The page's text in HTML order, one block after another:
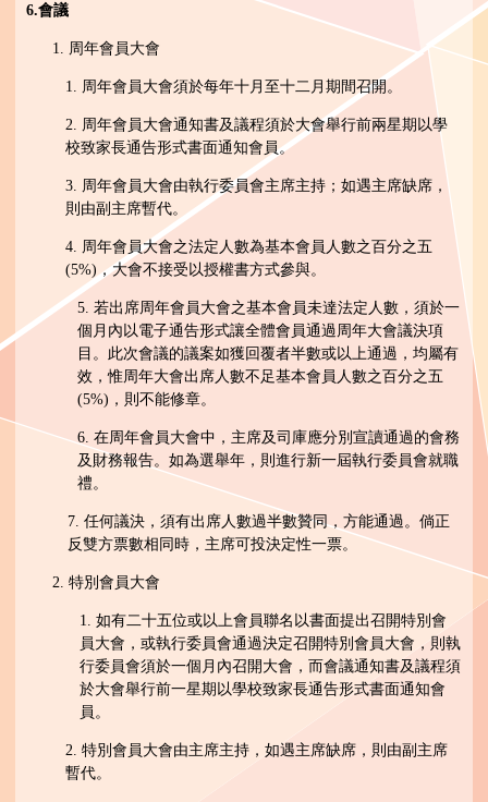
6.會議
1. 周年會員大會
1. 周年會員大會須於每年十月至十二月期間召開。
2. 周年會員大會通知書及議程須於大會舉行前兩星期以學
校致家長通告形式書面通知會員。
3. 周年會員大會由執行委員會主席主持；如遇主席缺席，
則由副主席暫代。
4. 周年會員大會之法定人數為基本會員人數之百分之五
(5%)，大會不接受以授權書方式參與。
5. 若出席周年會員大會之基本會員未達法定人數，須於一
個月內以電子通告形式讓全體會員通過周年大會議決項
目。此次會議的議案如獲回覆者半數或以上通過，均屬有
效，惟周年大會出席人數不足基本會員人數之百分之五
(5%)，則不能修章。
6. 在周年會員大會中，主席及司庫應分別宣讀通過的會務
及財務報告。如為選舉年，則進行新一屆執行委員會就職
禮。
7. 任何議決，須有出席人數過半數贊同，方能通過。倘正
反雙方票數相同時，主席可投決定性一票。
2. 特別會員大會
1. 如有二十五位或以上會員聯名以書面提出召開特別會
員大會，或執行委員會通過決定召開特別會員大會，則執
行委員會須於一個月內召開大會，而會議通知書及議程須
於大會舉行前一星期以學校致家長通告形式書面通知會
員。
2. 特別會員大會由主席主持，如遇主席缺席，則由副主席
暫代。